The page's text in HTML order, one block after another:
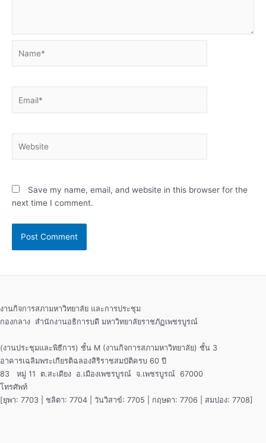
Save my name, email, and website in this browser for the
next time I comment.
งานกิจการสภามหาวิทยาลัย และการประชุม
กองกลาง สำนักงานอธิการบดี มหาวิทยาลัยราชภัฏเพชรบูรณ์
(งานประชุมและพิธีการ) ชั้น M (งานกิจการสภามหาวิทยาลัย) ชั้น 3
อาคารเฉลิมพระเกียรติฉลองสิริราชสมบัติครบ 60 ปี
83 หมู่ 11 ต.สะเดียง อ.เมืองเพชรบูรณ์ จ.เพชรบูรณ์ 67000
โทรศัพท์
[ยุพา: 7703 | ชลิตา: 7704 | วันวิสาข์: 7705 | กฤษดา: 7706 | สมปอง: 7708]